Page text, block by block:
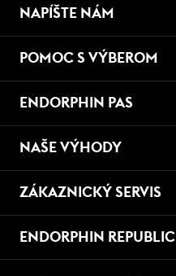
NAPÍŠTE NÁM
POMOC S VÝBEROM
ENDORPHIN PAS
NAŠE VÝHODY
ZÁKAZNICKÝ SERVIS
ENDORPHIN REPUBLIC